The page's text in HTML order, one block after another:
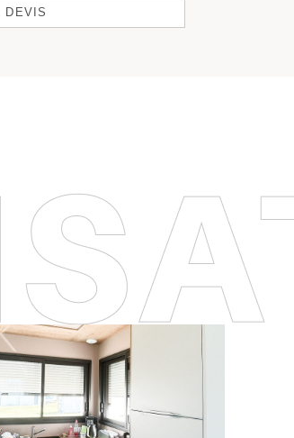
DEVIS